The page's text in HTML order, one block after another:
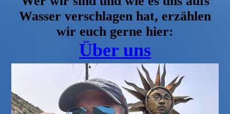
Wasser verschlagen hat, erzählen
wir euch gerne hier:
Über uns